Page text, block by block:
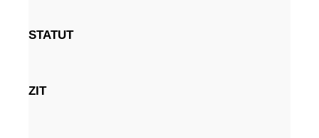
STATUT
ZIT